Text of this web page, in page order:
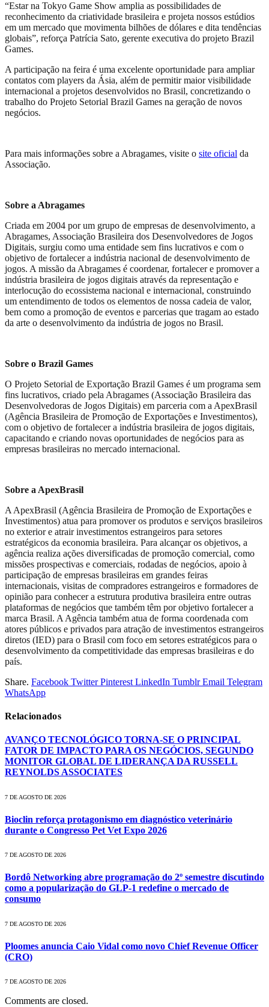
“Estar na Tokyo Game Show amplia as possibilidades de
reconhecimento da criatividade brasileira e projeta nossos estúdios
em um mercado que movimenta bilhões de dólares e dita tendências
globais”, reforça Patrícia Sato, gerente executiva do projeto Brazil
Games.
A participação na feira é uma excelente oportunidade para ampliar
contatos com players da Ásia, além de permitir maior visibilidade
internacional a projetos desenvolvidos no Brasil, concretizando o
trabalho do Projeto Setorial Brazil Games na geração de novos
negócios.
Para mais informações sobre a Abragames, visite o site oficial da
Associação.
Sobre a Abragames
Criada em 2004 por um grupo de empresas de desenvolvimento, a
Abragames, Associação Brasileira dos Desenvolvedores de Jogos
Digitais, surgiu como uma entidade sem fins lucrativos e com o
objetivo de fortalecer a indústria nacional de desenvolvimento de
jogos. A missão da Abragames é coordenar, fortalecer e promover a
indústria brasileira de jogos digitais através da representação e
interlocução do ecossistema nacional e internacional, construindo
um entendimento de todos os elementos de nossa cadeia de valor,
bem como a promoção de eventos e parcerias que tragam ao estado
da arte o desenvolvimento da indústria de jogos no Brasil.
Sobre o Brazil Games
O Projeto Setorial de Exportação Brazil Games é um programa sem
fins lucrativos, criado pela Abragames (Associação Brasileira das
Desenvolvedoras de Jogos Digitais) em parceria com a ApexBrasil
(Agência Brasileira de Promoção de Exportações e Investimentos),
com o objetivo de fortalecer a indústria brasileira de jogos digitais,
capacitando e criando novas oportunidades de negócios para as
empresas brasileiras no mercado internacional.
Sobre a ApexBrasil
A ApexBrasil (Agência Brasileira de Promoção de Exportações e
Investimentos) atua para promover os produtos e serviços brasileiros
no exterior e atrair investimentos estrangeiros para setores
estratégicos da economia brasileira. Para alcançar os objetivos, a
agência realiza ações diversificadas de promoção comercial, como
missões prospectivas e comerciais, rodadas de negócios, apoio à
participação de empresas brasileiras em grandes feiras
internacionais, visitas de compradores estrangeiros e formadores de
opinião para conhecer a estrutura produtiva brasileira entre outras
plataformas de negócios que também têm por objetivo fortalecer a
marca Brasil. A Agência também atua de forma coordenada com
atores públicos e privados para atração de investimentos estrangeiros
diretos (IED) para o Brasil com foco em setores estratégicos para o
desenvolvimento da competitividade das empresas brasileiras e do
país.
Share. Facebook Twitter Pinterest LinkedIn Tumblr Email Telegram
WhatsApp
Relacionados
AVANÇO TECNOLÓGICO TORNA-SE O PRINCIPAL
FATOR DE IMPACTO PARA OS NEGÓCIOS, SEGUNDO
MONITOR GLOBAL DE LIDERANÇA DA RUSSELL
REYNOLDS ASSOCIATES
7 DE AGOSTO DE 2026
Bioclin reforça protagonismo em diagnóstico veterinário
durante o Congresso Pet Vet Expo 2026
7 DE AGOSTO DE 2026
Bordô Networking abre programação do 2º semestre discutindo
como a popularização do GLP-1 redefine o mercado de
consumo
7 DE AGOSTO DE 2026
Ploomes anuncia Caio Vidal como novo Chief Revenue Officer
(CRO)
7 DE AGOSTO DE 2026
Comments are closed.